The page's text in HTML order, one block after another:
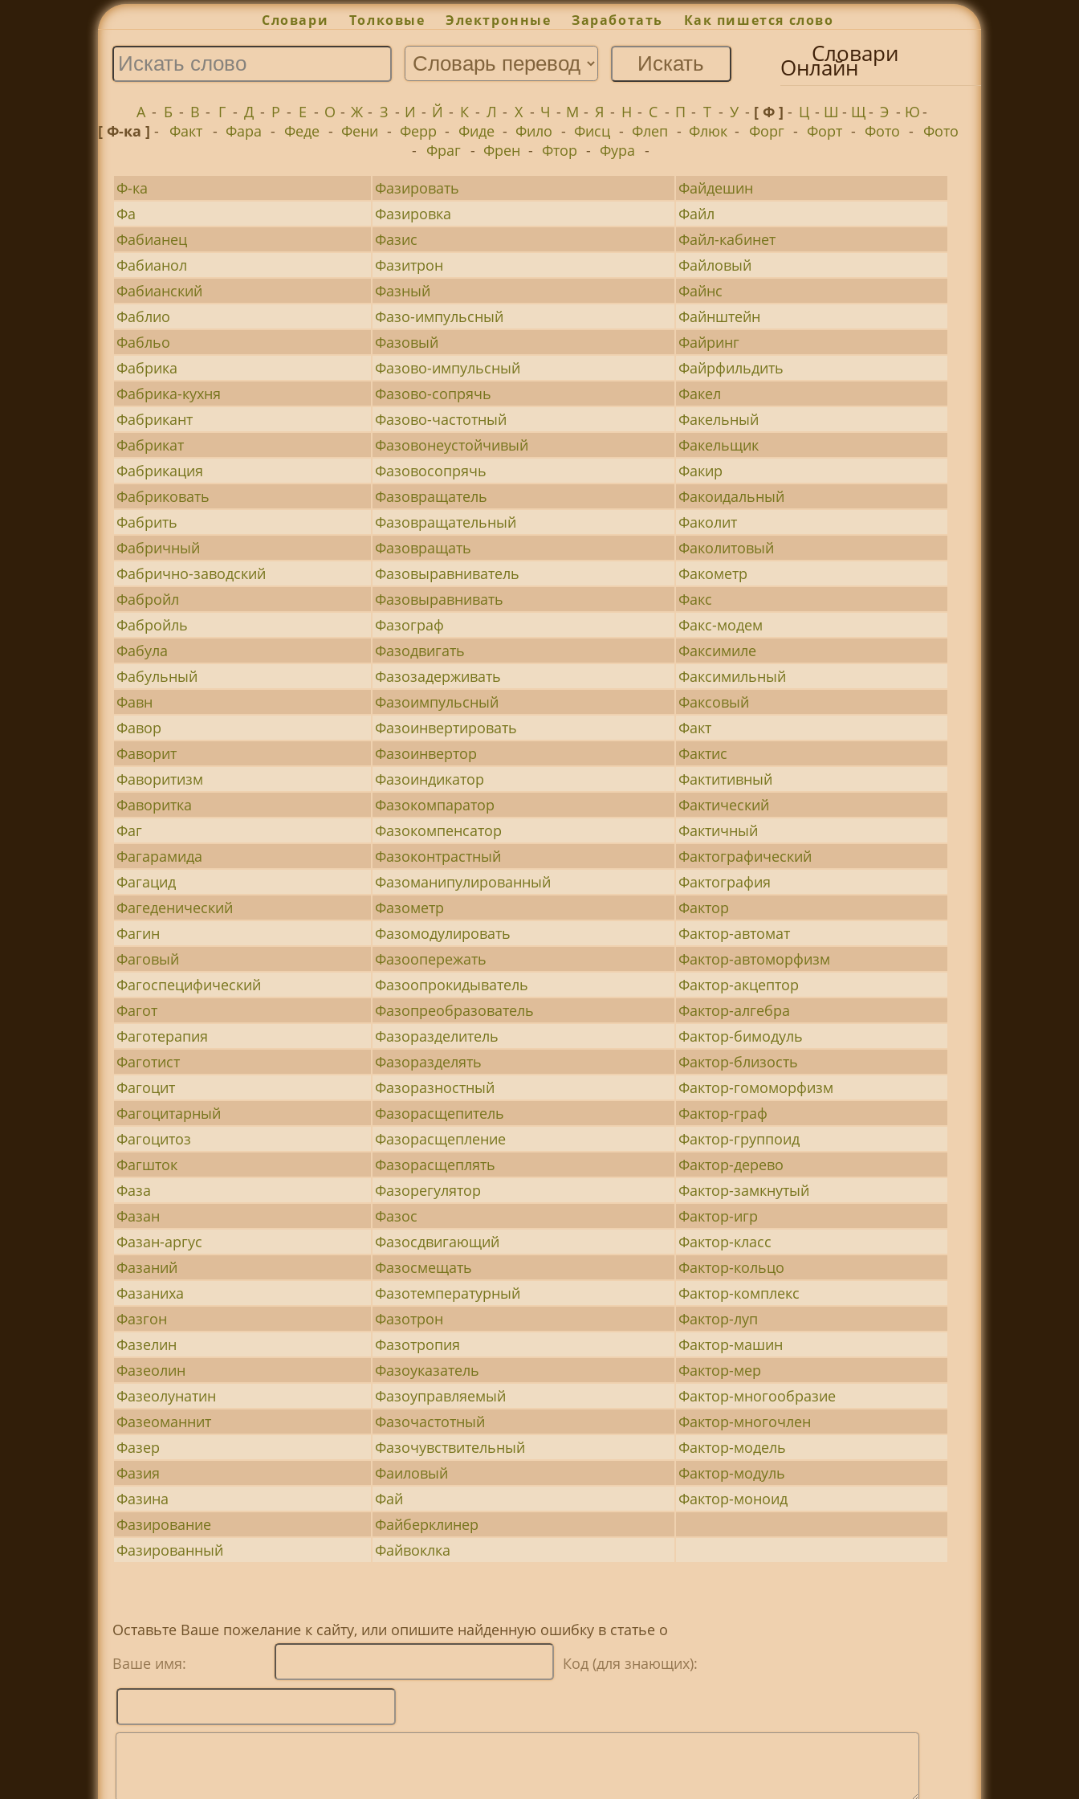
Словари Толковые Электронные Заработать Как пишется слово
Словари
Онлайн
А - Б - В - Г - Д - Р - Е - О - Ж - З - И - Й - К - Л - Х - Ч - М - Я - Н - С - П - Т - У - [ Ф ]- Ц - Ш - Щ- Э - Ю-
[ Ф-ка ]- Факт - Фара - Феде - Фени - Ферр - Фиде - Фило - Фисц - Флеп - Флюк - Форг - Форт - Фото - Фото
- Фраг - Френ - Фтор - Фура -
Ф-ка
Фазировать
Файдешин
Фа
Фазировка
Файл
Фабианец
Фазис
Файл-кабинет
Фабианол
Фазитрон
Файловый
Фабианский
Фазный
Файнс
Фаблио
Фазо-импульсный
Файнштейн
Фабльо
Фазовый
Файринг
Фабрика
Фазово-импульсный
Файрфильдить
Фабрика-кухня
Фазово-сопрячь
Факел
Фабрикант
Фазово-частотный
Факельный
Фабрикат
Фазовонеустойчивый
Факельщик
Фабрикация
Фазовосопрячь
Факир
Фабриковать
Фазовращатель
Факоидальный
Фабрить
Фазовращательный
Факолит
Фабричный
Фазовращать
Факолитовый
Фабрично-заводский
Фазовыравниватель
Факометр
Фабройл
Фазовыравнивать
Факс
Фабройль
Фазограф
Факс-модем
Фабула
Фазодвигать
Факсимиле
Фабульный
Фазозадерживать
Факсимильный
Фавн
Фазоимпульсный
Факсовый
Фавор
Фазоинвертировать
Факт
Фаворит
Фазоинвертор
Фактис
Фаворитизм
Фазоиндикатор
Фактитивный
Фаворитка
Фазокомпаратор
Фактический
Фаг
Фазокомпенсатор
Фактичный
Фагарамида
Фазоконтрастный
Фактографический
Фагацид
Фазоманипулированный
Фактография
Фагеденический
Фазометр
Фактор
Фагин
Фазомодулировать
Фактор-автомат
Фаговый
Фазоопережать
Фактор-автоморфизм
Фагоспецифический
Фазоопрокидыватель
Фактор-акцептор
Фагот
Фазопреобразователь
Фактор-алгебра
Фаготерапия
Фазоразделитель
Фактор-бимодуль
Фаготист
Фазоразделять
Фактор-близость
Фагоцит
Фазоразностный
Фактор-гомоморфизм
Фагоцитарный
Фазорасщепитель
Фактор-граф
Фагоцитоз
Фазорасщепление
Фактор-группоид
Фагшток
Фазорасщеплять
Фактор-дерево
Фаза
Фазорегулятор
Фактор-замкнутый
Фазан
Фазос
Фактор-игр
Фазан-аргус
Фазосдвигающий
Фактор-класс
Фазаний
Фазосмещать
Фактор-кольцо
Фазаниха
Фазотемпературный
Фактор-комплекс
Фазгон
Фазотрон
Фактор-луп
Фазелин
Фазотропия
Фактор-машин
Фазеолин
Фазоуказатель
Фактор-мер
Фазеолунатин
Фазоуправляемый
Фактор-многообразие
Фазеоманнит
Фазочастотный
Фактор-многочлен
Фазер
Фазочувствительный
Фактор-модель
Фазия
Фаиловый
Фактор-модуль
Фазина
Фай
Фактор-моноид
Фазирование
Файберклинер
Фазированный
Файвоклка
Оставьте Ваше пожелание к сайту, или опишите найденную ошибку в статье о
Ваше имя:
Код (для знающих):